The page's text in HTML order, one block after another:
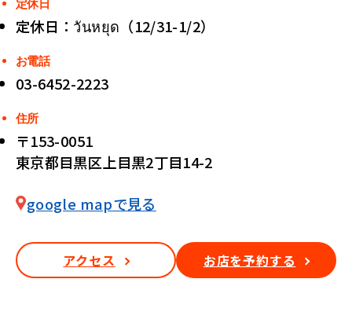
定休日
定休日：วันหยุด（12/31-1/2）
お電話
03-6452-2223
住所
〒153-0051
東京都目黒区上目黒2丁目14-2
google mapで見る
アクセス お店を予約する